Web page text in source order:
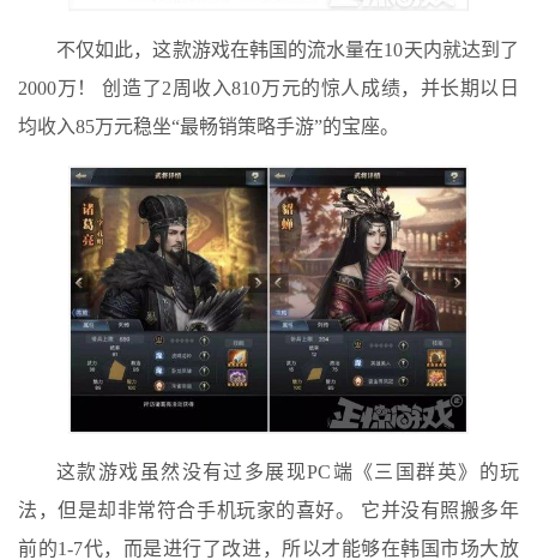
不仅如此，这款游戏在韩国的流水量在10天内就达到了
2000万！ 创造了2周收入810万元的惊人成绩，并长期以日
均收入85万元稳坐“最畅销策略手游”的宝座。
这款游戏虽然没有过多展现PC端《三国群英》的玩
法，但是却非常符合手机玩家的喜好。 它并没有照搬多年
前的1-7代，而是进行了改进，所以才能够在韩国市场大放